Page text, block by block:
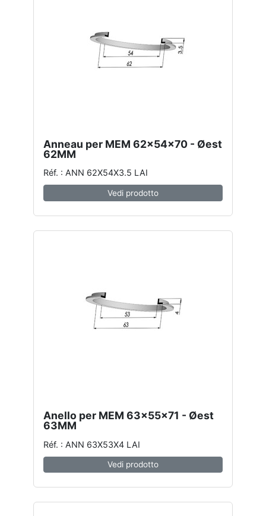
Anneau per MEM 62x54x70 - Øest
62MM
Réf. : ANN 62X54X3.5 LAI
Vedi prodotto
Anello per MEM 63x55x71 - Øest
63MM
Réf. : ANN 63X53X4 LAI
Vedi prodotto